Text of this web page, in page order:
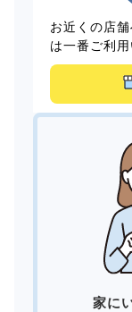
お近くの店
は一番ご利
家に